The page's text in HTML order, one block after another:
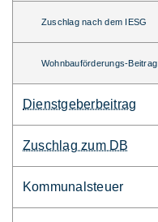
Zuschlag nach dem IESG
Wohnbauförderungs-Beitrag
Dienstgeberbeitrag
Zuschlag zum DB
Kommunalsteuer